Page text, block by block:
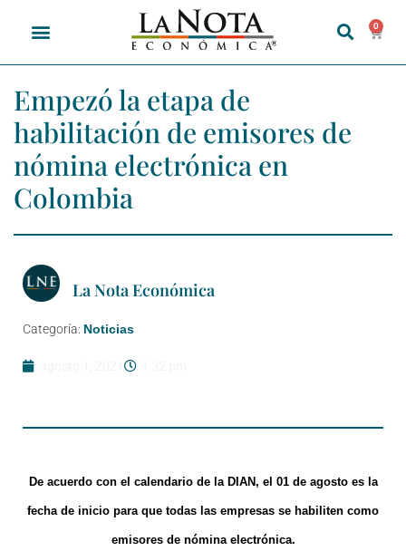
0
Empezó la etapa de
habilitación de emisores de
nómina electrónica en
Colombia
La Nota Económica
Categoría: Noticias
De acuerdo con el calendario de la DIAN, el 01 de agosto es la
fecha de inicio para que todas las empresas se habiliten como
emisores de nómina electrónica.